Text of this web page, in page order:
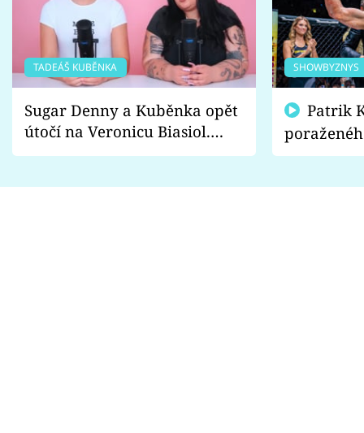
TADEÁŠ KUBĚNKA
Sugar Denny a Kuběnka opět
útočí na Veronicu Biasiol.
Proč je podle nich falešná a
SHOWBYZNYS
fanoušci